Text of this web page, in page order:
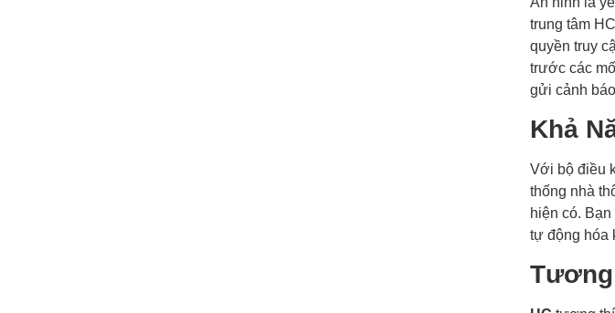
trung tâm
quyền truy
trước các
gửi cảnh
Khả
Với bộ điều
thống nhà
hiện có.
tự động hóa